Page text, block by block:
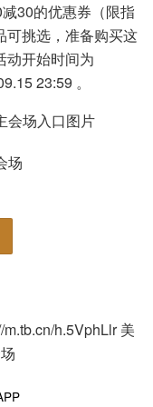
30的优惠券（限指
可挑选，准备购买这
动开始时间为
23:59 。
场
h.5VphLlr 美